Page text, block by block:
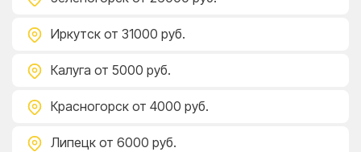
Иркутск от 31000 руб.
Калуга от 5000 руб.
Красногорск от 4000 руб.
Липецк от 6000 руб.